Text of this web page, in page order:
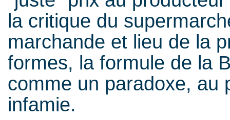
la critique du
marchande et lieu de la
formes, la formule de la
comme un paradoxe, au
infamie.